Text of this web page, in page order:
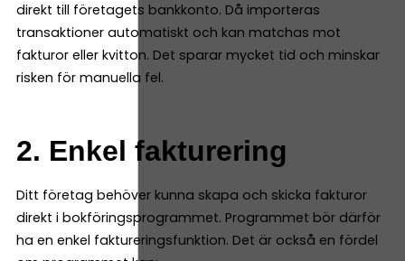
direkt till företagets bankkonto. Då importeras
transaktioner automatiskt och kan matchas mot
fakturor eller kvitton. Det sparar mycket tid och minskar
risken för manuella fel.
2. Enkel fakturering
Ditt företag behöver kunna skapa och skicka fakturor
direkt i bokföringsprogrammet. Programmet bör därför
ha en enkel faktureringsfunktion. Det är också en fördel